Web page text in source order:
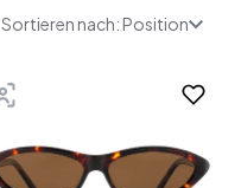
Sortieren nach: Position